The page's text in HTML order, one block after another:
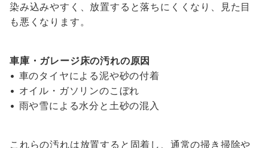
染み込みやすく、放置すると落ちにくくなり、見た目
も悪くなります。
車庫・ガレージ床の汚れの原因
• 車のタイヤによる泥や砂の付着
• オイル・ガソリンのこぼれ
• 雨や雪による水分と土砂の混入
これらの汚れは放置すると固着し、通常の掃き掃除や